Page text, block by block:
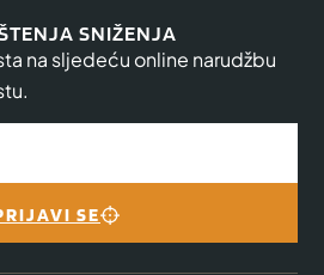
SNIŽENJA
na sljedeću online narudžbu
SE